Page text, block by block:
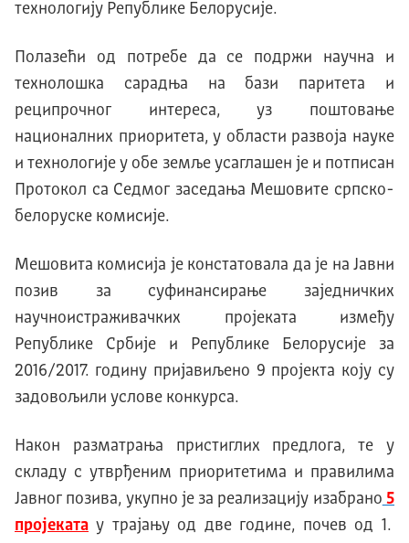
технологију Републике Белорусије.
Полазећи од потребе да се подржи научна и
технолошка сарадња на бази паритета и
реципрочног интереса, уз поштовање
националних приоритета, у области развоја науке
и технологије у обе земље усаглашен је и потписан
Протокол са Седмог заседања Мешовите српско-
белоруске комисије.
Мешовита комисија је констатовала да је на Јавни
позив за суфинансирање заједничких
научноистраживачких пројеката између
Републике Србије и Републике Белорусије за
2016/2017. годину пријавиљено 9 пројекта коју су
задовољили услове конкурса.
Након разматрања пристиглих предлога, те у
складу с утврђеним приоритетима и правилима
Јавног позива, укупно је за реализацију изабрано 5
пројеката у трајању од две године, почев од 1.